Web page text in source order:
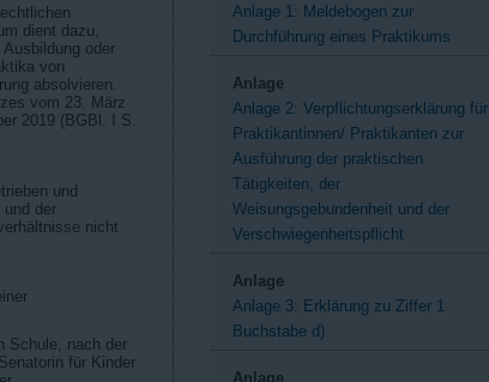
dient dazu,
oder
von
absolvieren.
vom 23. März
2019 (BGBl. I S.
und
und der
nicht
Schule, nach der
für Kinder
Anlage 1: Meldebogen zur
Durchführung eines Praktikums
Anlage
Anlage 2: Verpflichtungserklärung für
Praktikantinnen/ Praktikanten zur
Ausführung der praktischen
Tätigkeiten, der
Weisungsgebundenheit und der
Verschwiegenheitspflicht
Anlage
Anlage 3: Erklärung zu Ziffer 1
Buchstabe d)
Anlage